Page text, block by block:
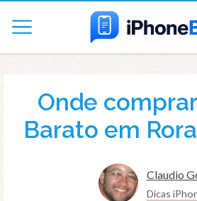
Onde
Barato em
Claudio
Dicas